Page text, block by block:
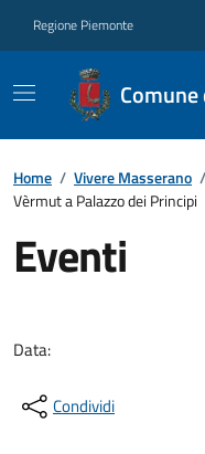
Regione Piemonte
Home / Vivere Masserano /
Vèrmut a Palazzo dei Principi
Eventi
Data:
Condividi